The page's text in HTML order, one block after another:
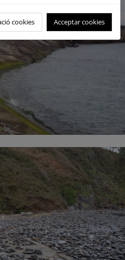
cookies Acceptar cookies